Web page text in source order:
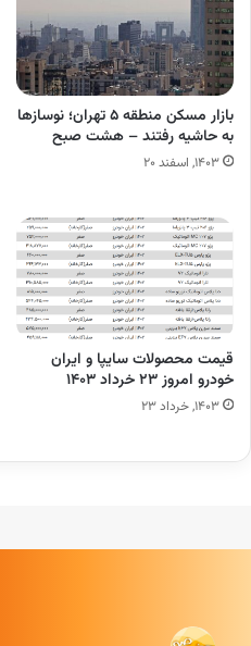
بازار مسکن منطقه ۵ تهران؛ نوسازها
به حاشیه رفتند – هشت صبح
۱۴۰۳, اسفند ۲۰
قیمت محصولات سایپا و ایران
خودرو امروز ۲۳ خرداد ۱۴۰۳
۱۴۰۳, خرداد ۲۳